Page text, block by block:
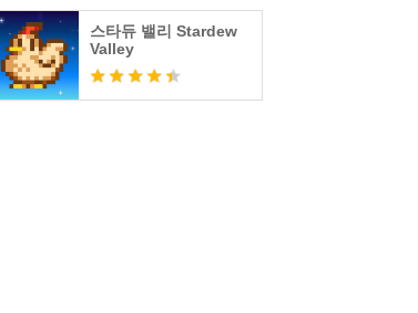
스타듀 밸리 Stardew
Valley